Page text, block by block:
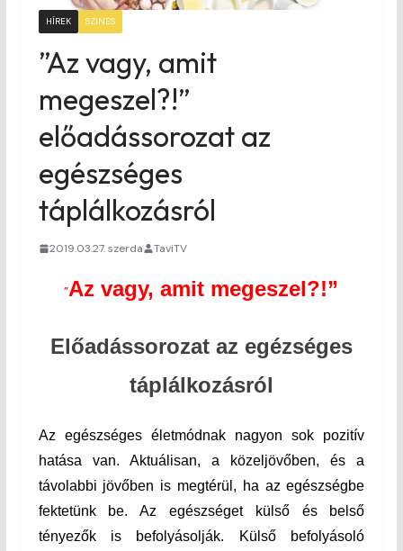
HÍREK SZINES
”Az vagy, amit
megeszel?!”
előadássorozat az
egészséges
táplálkozásról
2019.03.27. szerda TaviTV
”Az vagy, amit megeszel?!”
Előadássorozat az egézséges
táplálkozásról
Az egészséges életmódnak nagyon sok pozitív
hatása van. Aktuálisan, a közeljövőben, és a
távolabbi jövőben is megtérül, ha az egészségbe
fektetünk be. Az egészséget külső és belső
tényezők is befolyásolják. Külső befolyásoló